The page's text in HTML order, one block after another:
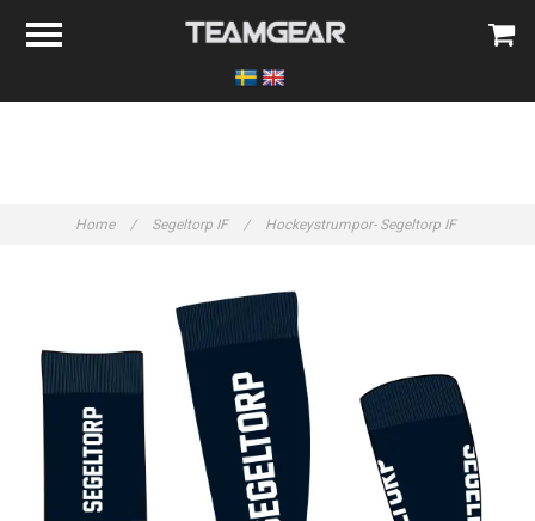
Home / Segeltorp IF / Hockeystrumpor- Segeltorp IF